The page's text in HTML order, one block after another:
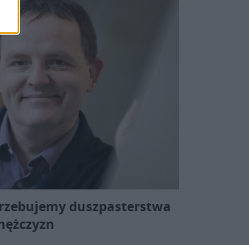
duszpasterstwa